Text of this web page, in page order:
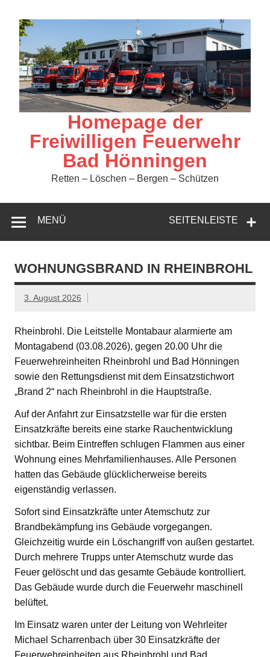
springen
Homepage der
Freiwilligen Feuerwehr
Bad Hönningen
Retten – Löschen – Bergen – Schützen
SEITENLEISTE
MENÜ
WOHNUNGSBRAND IN RHEINBROHL
3. August 2026
Rheinbrohl. Die Leitstelle Montabaur alarmierte am
Montagabend (03.08.2026), gegen 20.00 Uhr die
Feuerwehreinheiten Rheinbrohl und Bad Hönningen
sowie den Rettungsdienst mit dem Einsatzstichwort
„Brand 2“ nach Rheinbrohl in die Hauptstraße.
Auf der Anfahrt zur Einsatzstelle war für die ersten
Einsatzkräfte bereits eine starke Rauchentwicklung
sichtbar. Beim Eintreffen schlugen Flammen aus einer
Wohnung eines Mehrfamilienhauses. Alle Personen
hatten das Gebäude glücklicherweise bereits
eigenständig verlassen.
Sofort sind Einsatzkräfte unter Atemschutz zur
Brandbekämpfung ins Gebäude vorgegangen.
Gleichzeitig wurde ein Löschangriff von außen gestartet.
Durch mehrere Trupps unter Atemschutz wurde das
Feuer gelöscht und das gesamte Gebäude kontrolliert.
Das Gebäude wurde durch die Feuerwehr maschinell
belüftet.
Im Einsatz waren unter der Leitung von Wehrleiter
Michael Scharrenbach über 30 Einsatzkräfte der
Feuerwehreinheiten aus Rheinbrohl und Bad